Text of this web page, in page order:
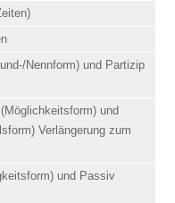
Nennform) und Partizip
und
Verlängerung zum
und Passiv